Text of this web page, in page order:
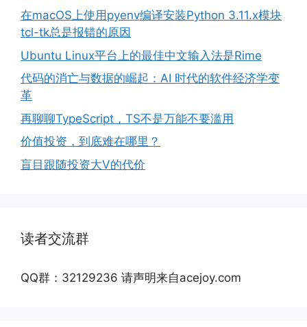
在macOS上使用pyenv编译安装Python 3.11.x模块
tcl-tk总是报错的原因
Ubuntu Linux平台上的最佳中文输入法是Rime
代码的消亡与数据的崛起：AI 时代的软件经济学变
革
再聊聊TypeScript，TS不是万能不要滥用
价值投资，到底难在哪里？
盲目跟随投资大V的代价
读者交流群
QQ群：32129236 请声明来自acejoy.com